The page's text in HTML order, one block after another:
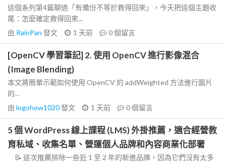
這個系列第4篇聊過「有備份不等於救得回來」，今天把這個主題收
尾：怎麼確定救得回來...
由 RainPan 發文 1 天前 0個留言
[OpenCV 學習筆記] 2. 使用 OpenCV 進行影像混合
(Image Blending)
本文將簡單示範如何使用 OpenCV 的 addWeighted 方法進行圖片
的...
由 logohow1020發文 1 天前 0個留言
5 個 WordPress 線上課程 (LMS) 外掛推薦，適合經營教
育私域、收集名單、營運個人品牌和內容商業化部署
📝 這次推薦排除一些近 1 至 2 年的新進品牌，因為它們沒有太多